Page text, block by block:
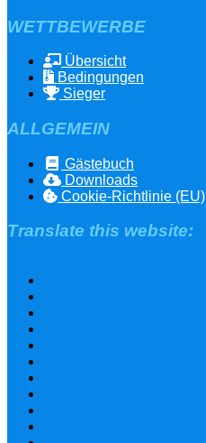
WETTBEWERBE
Übersicht
Bedingungen
Sieger
ALLGEMEIN
Gästebuch
Downloads
Cookie-Richtlinie (EU)
Translate this website: